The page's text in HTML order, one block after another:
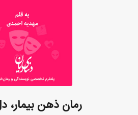
رمان ذهن بیمار،